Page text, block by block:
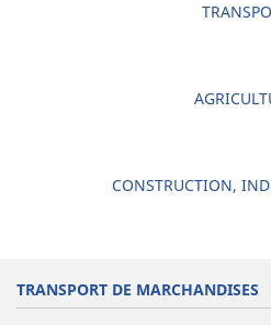
CONSTRUCTION,
TRANSPORT DE MARCHANDISES